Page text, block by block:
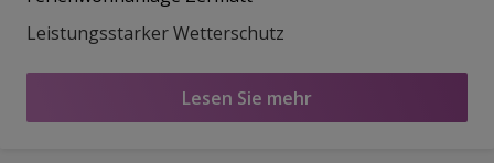
Leistungsstarker Wetterschutz
Lesen Sie mehr